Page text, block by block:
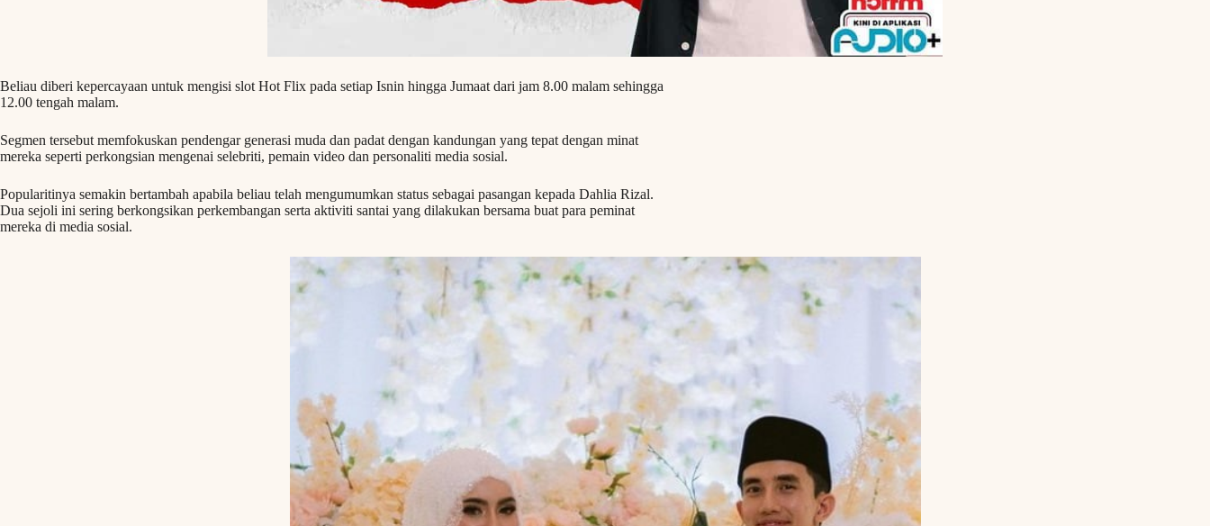
Beliau diberi kepercayaan untuk mengisi slot Hot Flix pada setiap Isnin hingga Jumaat dari jam 8.00 malam sehingga
12.00 tengah malam.
Segmen tersebut memfokuskan pendengar generasi muda dan padat dengan kandungan yang tepat dengan minat
mereka seperti perkongsian mengenai selebriti, pemain video dan personaliti media sosial.
Popularitinya semakin bertambah apabila beliau telah mengumumkan status sebagai pasangan kepada Dahlia Rizal.
Dua sejoli ini sering berkongsikan perkembangan serta aktiviti santai yang dilakukan bersama buat para peminat
mereka di media sosial.